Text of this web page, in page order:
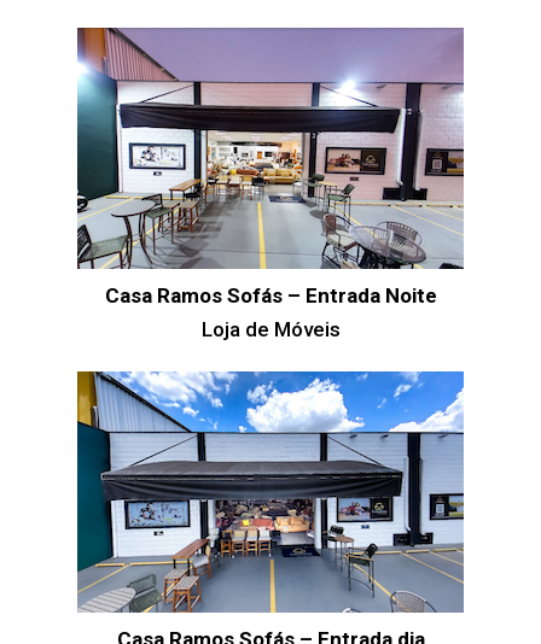
Casa Ramos Sofás – Entrada Noite
Loja de Móveis
Casa Ramos Sofás – Entrada dia